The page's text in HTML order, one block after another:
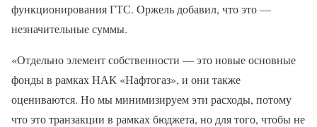
функционирования ГТС. Оржель добавил, что это —
незначительные суммы.
«Отдельно элемент собственности — это новые основные
фонды в рамках НАК «Нафтогаз», и они также
оцениваются. Но мы минимизируем эти расходы, потому
что это транзакции в рамках бюджета, но для того, чтобы не